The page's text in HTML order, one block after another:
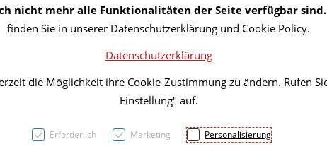
nicht mehr alle Funktionalitäten der Seite verfügbar sind.
finden Sie in unserer Datenschutzerklärung und Cookie Policy.
Datenschutzerklärung
die Möglichkeit ihre Cookie-Zustimmung zu ändern. Rufen
Einstellung" auf.
Erforderlich Marketing Personalisierung